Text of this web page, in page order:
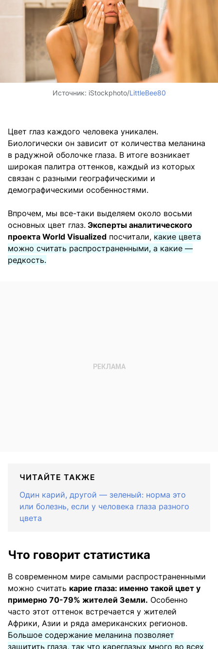
Источник: iStockphoto/LittleBee80
Цвет глаз каждого человека уникален.
Биологически он зависит от количества меланина
в радужной оболочке глаза. В итоге возникает
широкая палитра оттенков, каждый из которых
связан с разными географическими и
демографическими особенностями.
Впрочем, мы все-таки выделяем около восьми
основных цвет глаз. Эксперты аналитического
проекта World Visualized посчитали, какие цвета
можно считать распространенными, а какие —
редкость.
ЧИТАЙТЕ ТАКЖЕ
Один карий, другой — зеленый: норма это
или болезнь, если у человека глаза разного
цвета
Что говорит статистика
В современном мире самыми распространенными
можно считать карие глаза: именно такой цвет у
примерно 70-79% жителей Земли. Особенно
часто этот оттенок встречается у жителей
Африки, Азии и ряда американских регионов.
Большое содержание меланина позволяет
защитить глаза, так что кареглазых много во всех